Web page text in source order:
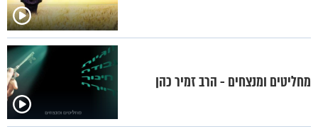
מחליטים ומנצחים - הרב זמיר כהן